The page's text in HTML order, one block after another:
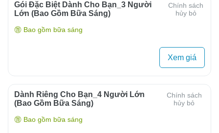
Gói Đặc Biệt Dành Cho Bạn_3 Người
Lớn (bao Gồm Bữa Sáng)
Chính sách
hủy bỏ
Bao gồm bữa sáng
Xem giá
Dành Riêng Cho Bạn_4 Người Lớn
(bao Gồm Bữa Sáng)
Chính sách
hủy bỏ
Bao gồm bữa sáng